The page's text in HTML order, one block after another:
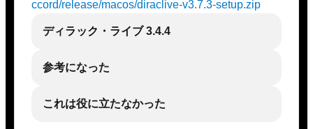
ccord/release/macos/diraclive-v3.7.3-setup.zip
ディラック・ライブ 3.4.4
参考になった
これは役に立たなかった